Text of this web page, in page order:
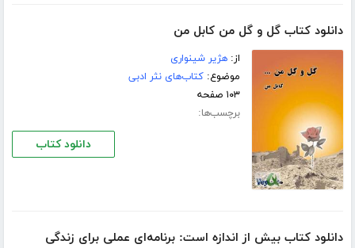
دانلود کتاب گل و گل من کابل من
از:هژیر شینواری
موضوع:کتاب‌های نثر ادبی
۱۰۳ صفحه
برچسب‌ها:
دانلود کتاب
دانلود کتاب بیش از اندازه است: برنامه‌ای عملی برای زندگی